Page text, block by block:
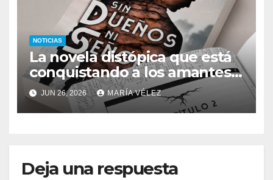
NOTICIAS
La novela distópica que está
conquistando a los amantes
del romance y la ciencia
ficción: así es Sin dueños ni
señores
JUN 26, 2026 MARÍA VÉLEZ
Deja una respuesta